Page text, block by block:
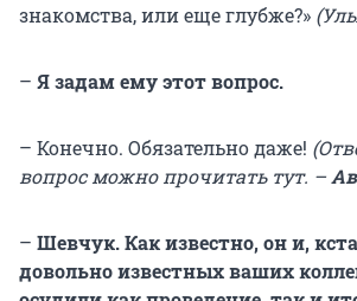
знакомства, или еще глубже?»
– Я задам ему этот вопрос.
– Конечно. Обязательно даже!
вопрос можно прочитать тут. –
– Шевчук. Как известно, он и,
довольно известных ваших